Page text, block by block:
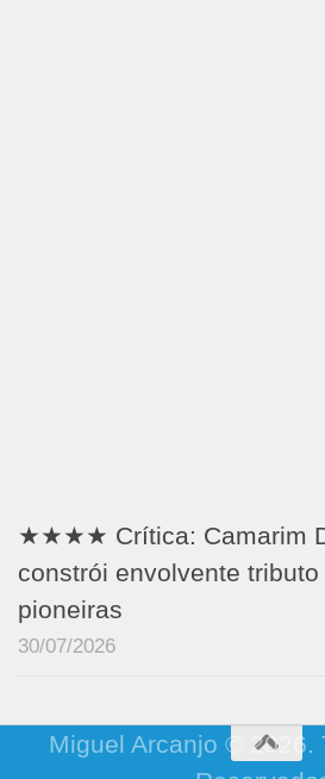
★★★★ Crítica: Camarim
constrói envolvente
pioneiras
30/07/2026
Miguel Arcanjo © 2026.